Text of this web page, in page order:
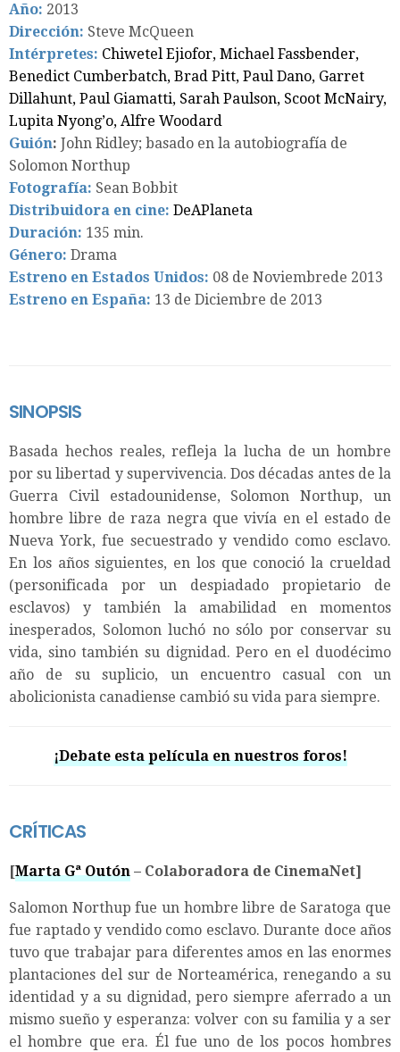
Año: 2013
Dirección: Steve McQueen
Intérpretes: Chiwetel Ejiofor, Michael Fassbender,
Benedict Cumberbatch, Brad Pitt, Paul Dano, Garret
Dillahunt, Paul Giamatti, Sarah Paulson, Scoot McNairy,
Lupita Nyong’o, Alfre Woodard
Guión: John Ridley; basado en la autobiografía de
Solomon Northup
Fotografía: Sean Bobbit
Distribuidora en cine: DeAPlaneta
Duración: 135 min.
Género: Drama
Estreno en Estados Unidos: 08 de Noviembrede 2013
Estreno en España: 13 de Diciembre de 2013
SINOPSIS
Basada hechos reales, refleja la lucha de un hombre
por su libertad y supervivencia. Dos décadas antes de la
Guerra Civil estadounidense, Solomon Northup, un
hombre libre de raza negra que vivía en el estado de
Nueva York, fue secuestrado y vendido como esclavo.
En los años siguientes, en los que conoció la crueldad
(personificada por un despiadado propietario de
esclavos) y también la amabilidad en momentos
inesperados, Solomon luchó no sólo por conservar su
vida, sino también su dignidad. Pero en el duodécimo
año de su suplicio, un encuentro casual con un
abolicionista canadiense cambió su vida para siempre.
¡Debate esta película en nuestros foros!
CRÍTICAS
[Marta Gª Outón – Colaboradora de CinemaNet]
Salomon Northup fue un hombre libre de Saratoga que
fue raptado y vendido como esclavo. Durante doce años
tuvo que trabajar para diferentes amos en las enormes
plantaciones del sur de Norteamérica, renegando a su
identidad y a su dignidad, pero siempre aferrado a un
mismo sueño y esperanza: volver con su familia y a ser
el hombre que era. Él fue uno de los pocos hombres